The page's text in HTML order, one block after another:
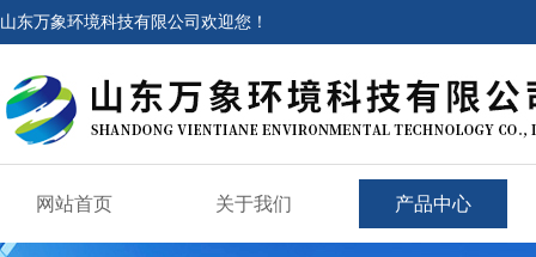
山东万象环境科技有限公司欢迎您！
网站首页 关于我们 产品中心